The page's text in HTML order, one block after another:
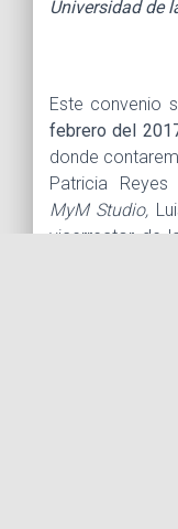
Universidad de
Este convenio
febrero del
donde
Patricia
MyM Studio,
vicerrector de